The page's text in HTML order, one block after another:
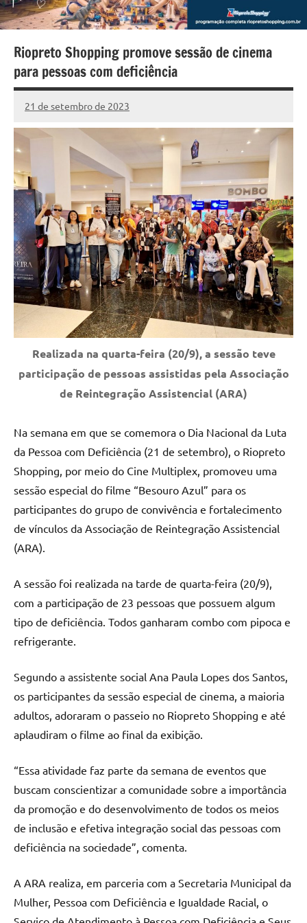
Riopreto Shopping promove sessão de cinema
para pessoas com deficiência
21 de setembro de 2023
Marcelo
Fachin
Nenhum
Comentário
Realizada na quarta-feira (20/9), a sessão teve
participação de pessoas assistidas pela Associação
de Reintegração Assistencial (ARA)
Na semana em que se comemora o Dia Nacional da Luta
da Pessoa com Deficiência (21 de setembro), o Riopreto
Shopping, por meio do Cine Multiplex, promoveu uma
sessão especial do filme “Besouro Azul” para os
participantes do grupo de convivência e fortalecimento
de vínculos da Associação de Reintegração Assistencial
(ARA).
A sessão foi realizada na tarde de quarta-feira (20/9),
com a participação de 23 pessoas que possuem algum
tipo de deficiência. Todos ganharam combo com pipoca e
refrigerante.
Segundo a assistente social Ana Paula Lopes dos Santos,
os participantes da sessão especial de cinema, a maioria
adultos, adoraram o passeio no Riopreto Shopping e até
aplaudiram o filme ao final da exibição.
“Essa atividade faz parte da semana de eventos que
buscam conscientizar a comunidade sobre a importância
da promoção e do desenvolvimento de todos os meios
de inclusão e efetiva integração social das pessoas com
deficiência na sociedade”, comenta.
A ARA realiza, em parceria com a Secretaria Municipal da
Mulher, Pessoa com Deficiência e Igualdade Racial, o